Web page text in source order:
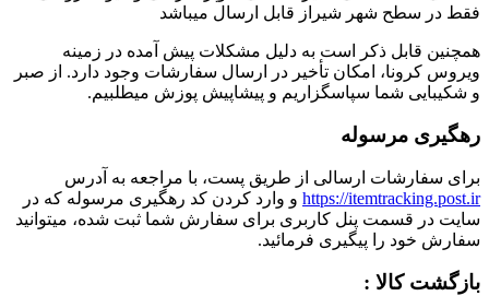
فقط در سطح شهر شیراز قابل ارسال میباشد
همچنین قابل ذکر است به دلیل مشکلات پیش آمده در زمینه
ویروس کرونا، امکان تأخیر در ارسال سفارشات وجود دارد. از صبر
و شکیبایی شما سپاسگزاریم و پیشاپیش پوزش میطلبیم.
رهگیری مرسوله
برای سفارشات ارسالی از طریق پست، با مراجعه به آدرس
https://itemtracking.post.ir و وارد کردن کد رهگیری مرسوله که در
سایت در قسمت پنل کاربری برای سفارش شما ثبت شده، میتوانید
سفارش خود را پیگیری فرمائید.
بازگشت کالا :